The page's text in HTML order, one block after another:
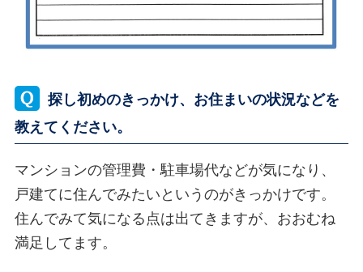
探し初めのきっかけ、お住まいの状況などを
教えてください。
マンションの管理費・駐車場代などが気になり、
戸建てに住んでみたいというのがきっかけです。
住んでみて気になる点は出てきますが、おおむね
満足してます。